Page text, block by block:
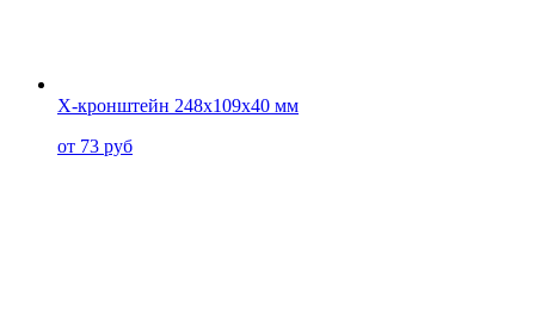
Х-кронштейн 248x109x40 мм
от 73 руб